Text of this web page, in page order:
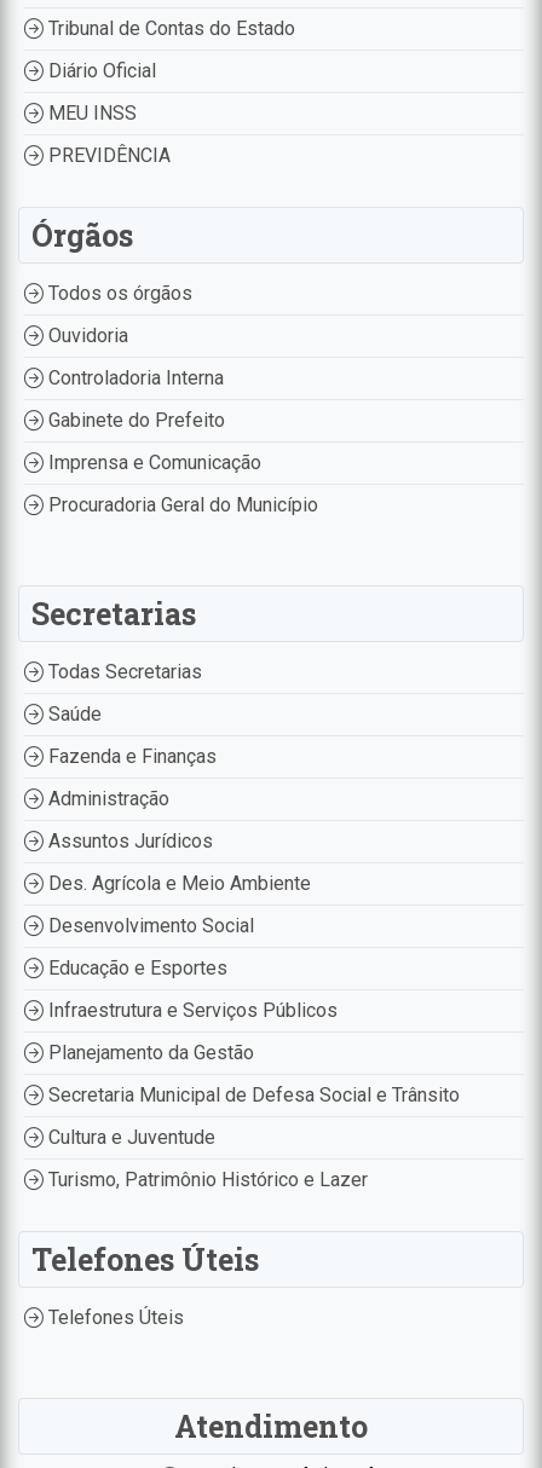
Tribunal de Contas do Estado
Diário Oficial
MEU INSS
PREVIDÊNCIA
Órgãos
Todos os órgãos
Ouvidoria
Controladoria Interna
Gabinete do Prefeito
Imprensa e Comunicação
Procuradoria Geral do Município
Secretarias
Todas Secretarias
Saúde
Fazenda e Finanças
Administração
Assuntos Jurídicos
Des. Agrícola e Meio Ambiente
Desenvolvimento Social
Educação e Esportes
Infraestrutura e Serviços Públicos
Planejamento da Gestão
Secretaria Municipal de Defesa Social e Trânsito
Cultura e Juventude
Turismo, Patrimônio Histórico e Lazer
Telefones Úteis
Telefones Úteis
Atendimento